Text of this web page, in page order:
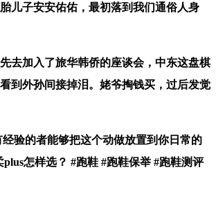
儿子安安佑佑，最初落到我们通俗人身
去加入了旅华韩侨的座谈会，中东这盘棋
到外孙间接掉泪。姥爷掏钱买，过后发觉
验的者能够把这个动做放置到你日常的
怎样选？ #跑鞋 #跑鞋保举 #跑鞋测评